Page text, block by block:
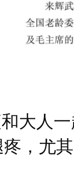
人一
，尤